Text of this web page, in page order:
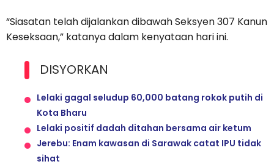
“Siasatan telah dijalankan dibawah Seksyen 307 Kanun
Keseksaan,” katanya dalam kenyataan hari ini.
DISYORKAN
Lelaki gagal seludup 60,000 batang rokok putih di
Kota Bharu
Lelaki positif dadah ditahan bersama air ketum
Jerebu: Enam kawasan di Sarawak catat IPU tidak
sihat